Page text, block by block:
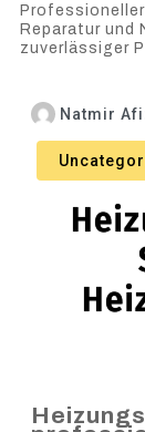
Professioneller
Reparatur und
zuverlässiger
Natmir